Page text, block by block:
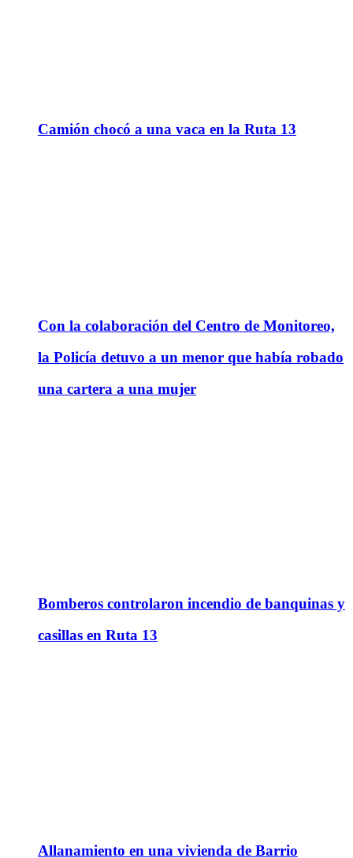
Camión chocó a una vaca en la Ruta 13
Con la colaboración del Centro de Monitoreo,
la Policía detuvo a un menor que había robado
una cartera a una mujer
Bomberos controlaron incendio de banquinas y
casillas en Ruta 13
Allanamiento en una vivienda de Barrio